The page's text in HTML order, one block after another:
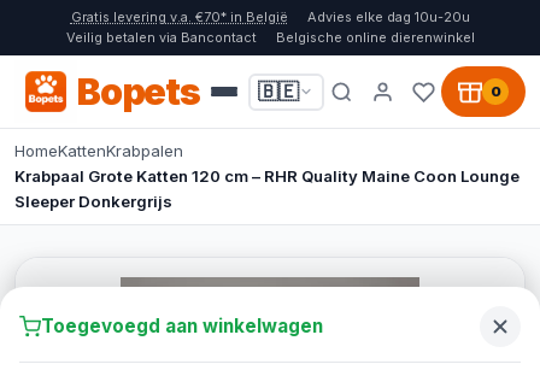
Gratis levering v.a. €70* in België
Advies elke dag 10u-20u
Veilig betalen via Bancontact
Belgische online dierenwinkel
Bopets 🇧🇪 0
HomeKattenKrabpalen
Krabpaal Grote Katten 120 cm – RHR Quality Maine Coon Lounge
Sleeper Donkergrijs
Toegevoegd aan winkelwagen